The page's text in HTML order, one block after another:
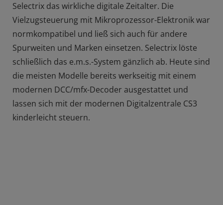
Selectrix das wirkliche digitale Zeitalter. Die
Vielzugsteuerung mit Mikroprozessor-Elektronik war
normkompatibel und ließ sich auch für andere
Spurweiten und Marken einsetzen. Selectrix löste
schließlich das e.m.s.-System gänzlich ab. Heute sind
die meisten Modelle bereits werkseitig mit einem
modernen DCC/mfx-Decoder ausgestattet und
lassen sich mit der modernen Digitalzentrale CS3
kinderleicht steuern.